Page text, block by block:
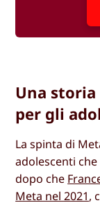
Una
per gli
La spinta di
adolescenti
dopo che
Meta nel 2021,